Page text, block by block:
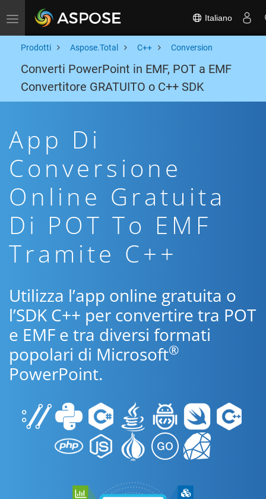
Toggle navigation Italiano
Prodotti Aspose.Total C++ Conversion
Converti PowerPoint in EMF, POT a EMF
Convertitore GRATUITO o C++ SDK
App Di
Conversione
Online Gratuita
Di POT To EMF
Tramite C++
Utilizza l’app online gratuita o
l’SDK C++ per convertire tra POT
e EMF e tra diversi formati
popolari di Microsoft®
PowerPoint.